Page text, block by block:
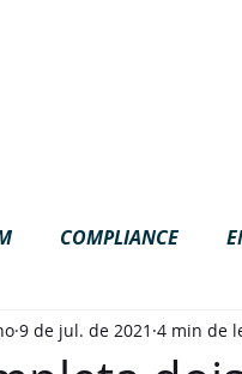
COMPLIANCE
LGPD
9 de jul. de 2021 4 min de